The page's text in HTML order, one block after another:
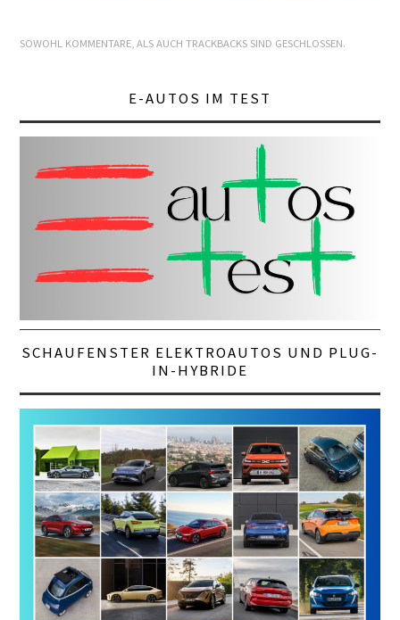
SOWOHL KOMMENTARE, ALS AUCH TRACKBACKS SIND GESCHLOSSEN.
E-AUTOS IM TEST
SCHAUFENSTER ELEKTROAUTOS UND PLUG-
IN-HYBRIDE